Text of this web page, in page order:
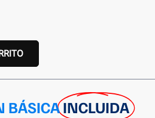
BÁSICAINCLUIDA